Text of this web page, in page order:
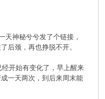
天神秘兮兮发了个链接，
后颈，再也挣脱不开。
开始有变化了，早上醒来
一天两次，到后来周末能